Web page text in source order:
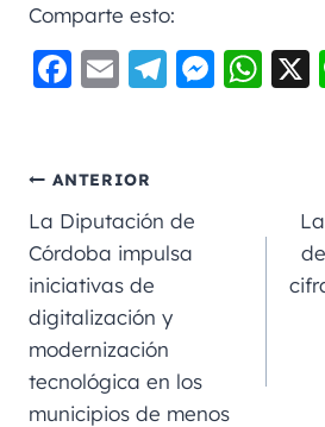
Comparte esto:
F
e
b
o
o
k
E
l
Te
m
M W
ANTERIOR
La Diputación de
Córdoba impulsa
iniciativas de
digitalización y
modernización
tecnológica en los
municipios de menos